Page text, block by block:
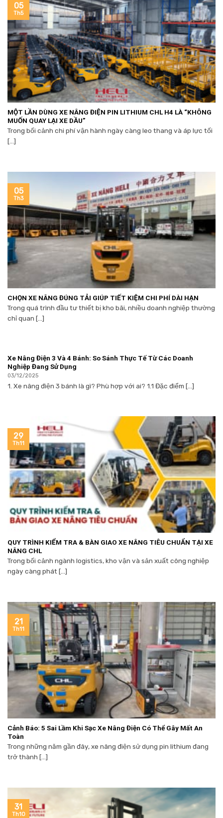
MỘT LẦN DÙNG XE NÂNG ĐIỆN PIN LITHIUM CHL H4 LÀ “KHÔNG
MUỐN QUAY LẠI XE DẦU”
Trong bối cảnh chi phí vận hành ngày càng leo thang và áp lực tối
[...]
05
Th5
CHỌN XE NÂNG ĐÚNG TẢI GIÚP TIẾT KIỆM CHI PHÍ DÀI HẠN
Trong quá trình đầu tư thiết bị kho bãi, nhiều doanh nghiệp thường
chỉ quan [...]
05
Th3
Xe Nâng Điện 3 Và 4 Bánh: So Sánh Thực Tế Từ Các Doanh
Nghiệp Đang Sử Dụng
03/12/2025
1. Xe nâng điện 3 bánh là gì? Phù hợp với ai? 1.1 Đặc điểm [...]
QUY TRÌNH KIỂM TRA & BÀN GIAO XE NÂNG TIÊU CHUẨN TẠI XE
NÂNG CHL
Trong bối cảnh ngành logistics, kho vận và sản xuất công nghiệp
ngày càng phát [...]
29
Th11
Cảnh Báo: 5 Sai Lầm Khi Sạc Xe Nâng Điện Có Thể Gây Mất An
Toàn
Trong những năm gần đây, xe nâng điện sử dụng pin lithium đang
trở thành [...]
21
Th11
31
Th10